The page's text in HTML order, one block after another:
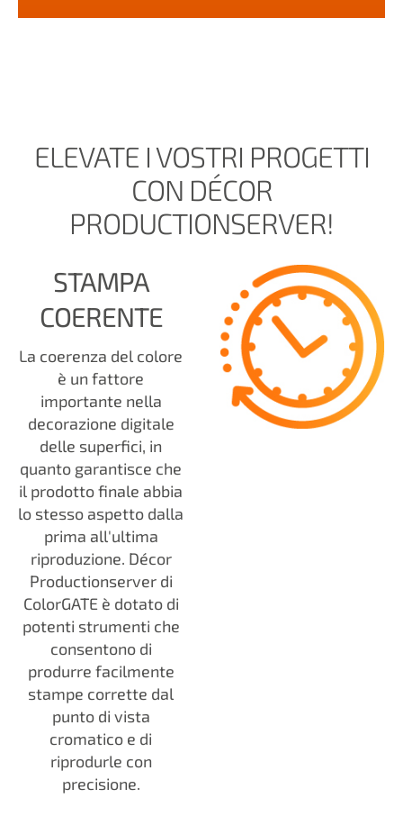
ELEVATE I VOSTRI PROGETTI
CON DÉCOR
PRODUCTIONSERVER!
STAMPA
COERENTE
La coerenza del colore
è un fattore
importante nella
decorazione digitale
delle superfici, in
quanto garantisce che
il prodotto finale abbia
lo stesso aspetto dalla
prima all'ultima
riproduzione. Décor
Productionserver di
ColorGATE è dotato di
potenti strumenti che
consentono di
produrre facilmente
stampe corrette dal
punto di vista
cromatico e di
riprodurle con
precisione.